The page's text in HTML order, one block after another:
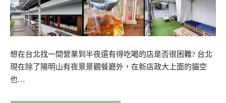
想在台北找一間營業到半夜還有得吃喝的店是否很困難? 台北
現在除了陽明山有夜景景觀餐廳外，在新店政大上面的貓空
也…